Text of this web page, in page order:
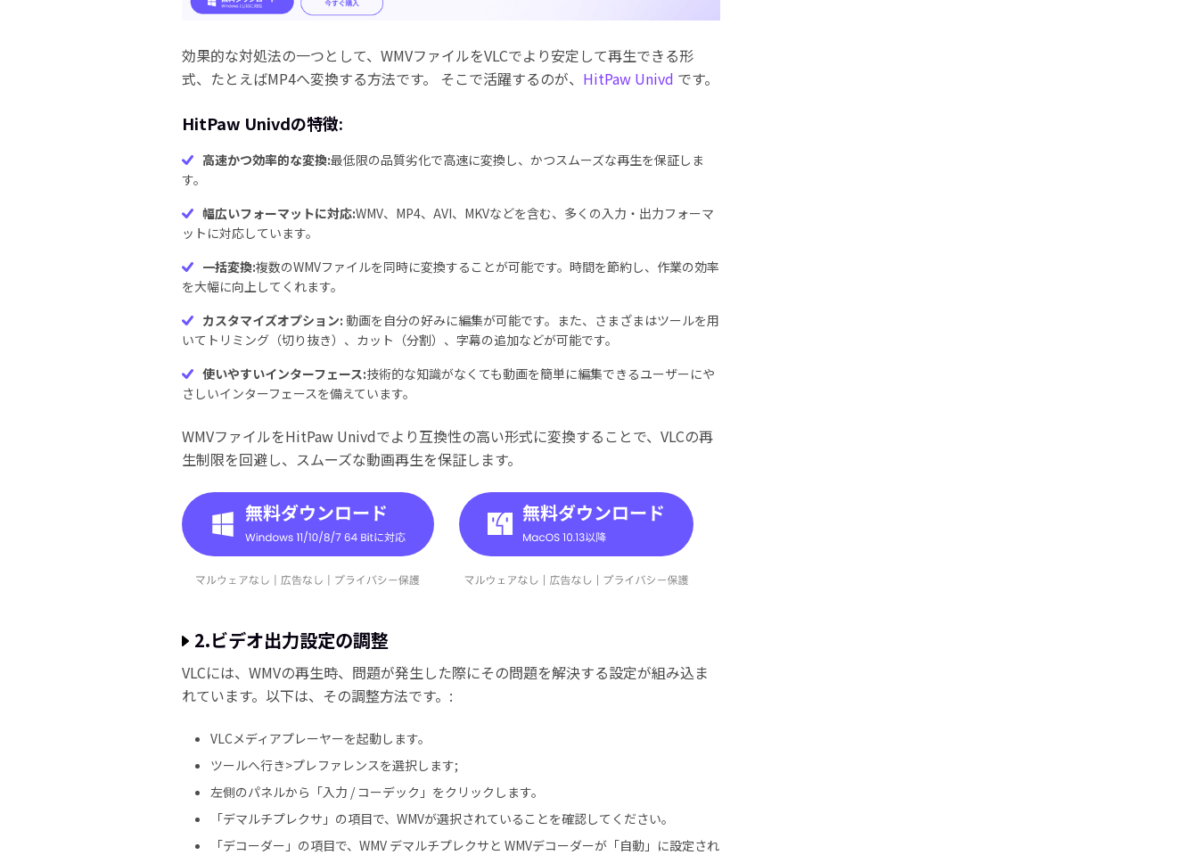
効果的な対処法の一つとして、WMVファイルをVLCでより安定して再生できる形
式、たとえばMP4へ変換する方法です。 そこで活躍するのが、 HitPaw Univd です。
HitPaw Univdの特徴:
高速かつ効率的な変換:最低限の品質劣化で高速に変換し、かつスムーズな再生を保証しま
す。
幅広いフォーマットに対応:WMV、MP4、AVI、MKVなどを含む、多くの入力・出力フォーマ
ットに対応しています。
一括変換:複数のWMVファイルを同時に変換することが可能です。時間を節約し、作業の効率
を大幅に向上してくれます。
カスタマイズオプション: 動画を自分の好みに編集が可能です。また、さまざまはツールを用
いてトリミング（切り抜き）、カット（分割）、字幕の追加などが可能です。
使いやすいインターフェース:技術的な知識がなくても動画を簡単に編集できるユーザーにや
さしいインターフェースを備えています。
WMVファイルをHitPaw Univdでより互換性の高い形式に変換することで、VLCの再
生制限を回避し、スムーズな動画再生を保証します。
2.ビデオ出力設定の調整
VLCには、WMVの再生時、問題が発生した際にその問題を解決する設定が組み込ま
れています。以下は、その調整方法です。:
VLCメディアプレーヤーを起動します。
ツールへ行き>プレファレンスを選択します;
左側のパネルから「入力 / コーデック」をクリックします。
「デマルチプレクサ」の項目で、WMVが選択されていることを確認してください。
「デコーダー」の項目で、WMV デマルチプレクサと WMVデコーダーが「自動」に設定され